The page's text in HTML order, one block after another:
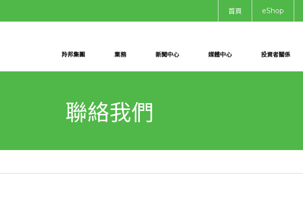
首頁 eShop
羚邦集團 業務 新聞中心 媒體中心 投資者關係
聯絡我們